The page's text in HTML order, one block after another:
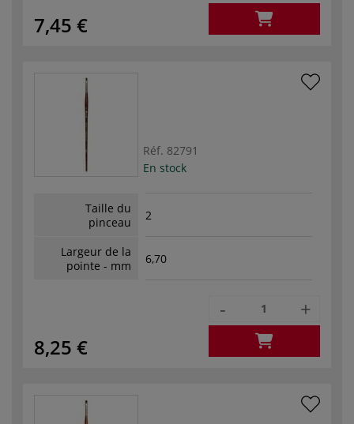
7,45 €
Réf. 82791
En stock
Taille du
pinceau
2
Largeur de la
pointe - mm
6,70
8,25 €
- +